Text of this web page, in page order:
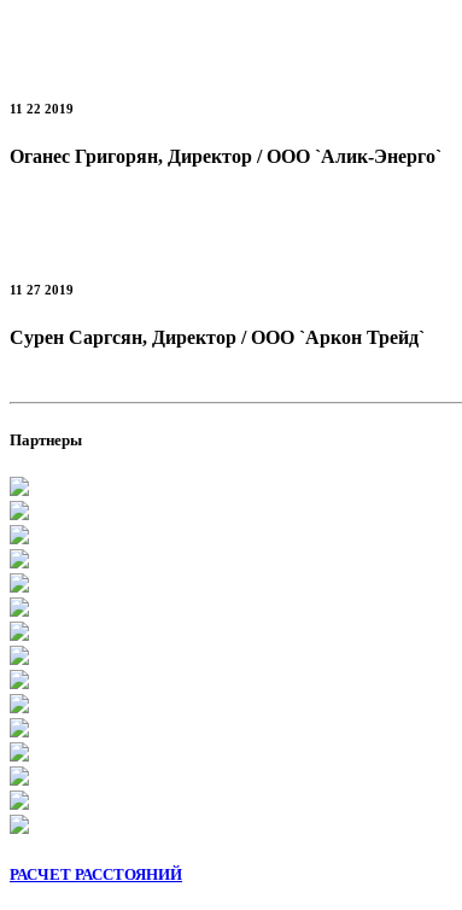
11 22 2019
Оганес Григорян, Директор / ООО `Алик-Энерго`
11 27 2019
Сурен Саргсян, Директор / ООО `Аркон Трейд`
Партнеры
РАСЧЕТ РАССТОЯНИЙ